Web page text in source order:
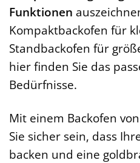
Funktionen
Kompaktbackofen für
Standbackofen für
hier finden Sie das
Bedürfnisse.
Mit einem Backofen
Sie sicher sein, dass
backen und eine